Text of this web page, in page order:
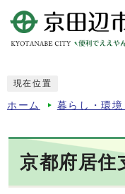
現在位置
ホーム 暮らし・環
京都府居住